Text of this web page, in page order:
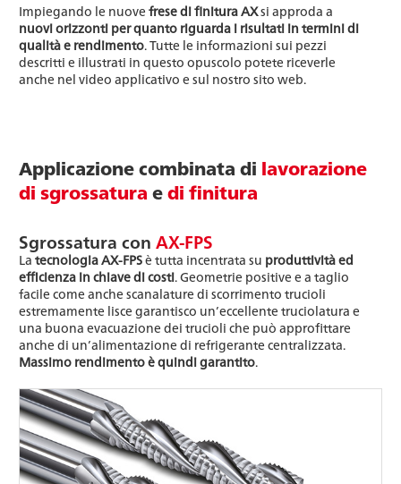
Impiegando le nuove frese di finitura AXsi approda a
nuovi orizzonti per quanto riguarda i risultati in termini di
qualità e rendimento. Tutte le informazioni sui pezzi
descritti e illustrati in questo opuscolo potete riceverle
anche nel video applicativo e sul nostro sito web.
Applicazione combinata di lavorazione
di sgrossatura edi finitura
Sgrossatura con AX-FPS
La tecnologia AX-FPSè tutta incentrata su produttività ed
efficienza in chiave di costi. Geometrie positive e a taglio
facile come anche scanalature di scorrimento trucioli
estremamente lisce garantisco un’eccellente truciolatura e
una buona evacuazione dei trucioli che può approfittare
anche di un’alimentazione di refrigerante centralizzata.
Massimo rendimento è quindi garantito.